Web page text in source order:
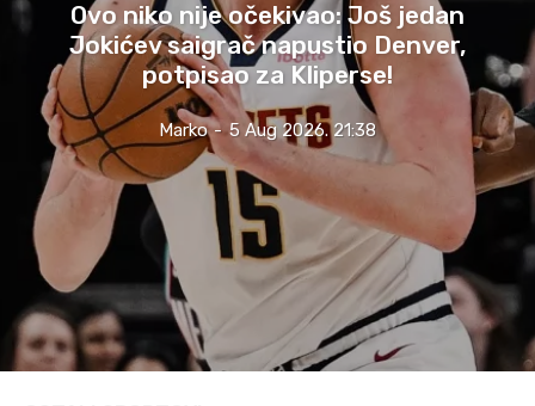
Ovo niko nije očekivao: Još jedan
Jokićev saigrač napustio Denver,
potpisao za Kliperse!
Marko - 5 Aug 2026. 21:38